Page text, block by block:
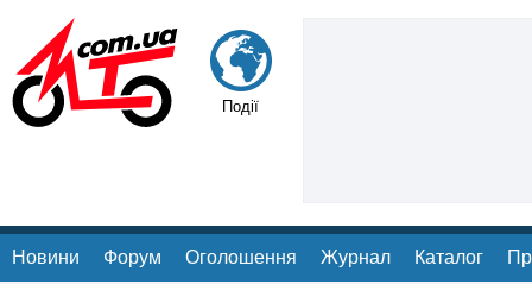
Події
Новини Форум Оголошення Журнал Каталог